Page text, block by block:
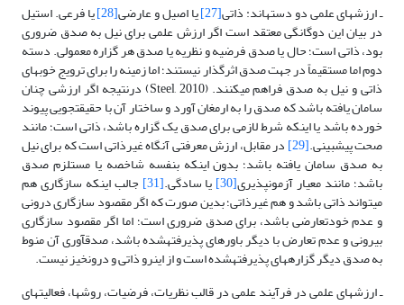
ـ ارزش­های علمی دو دسته­اند: ذاتی[27] یا اصیل و عارضی[28] یا فرعی. استیل
در بیان این دوگانگی معتقد است اگر ارزش علمی برای نیل به صدق ضروری
بود، ذاتی است؛ حال یا صدق فرضیه و نظریه یا صدق هر گزاره معمولی. دسته
دوم اما مستقیماً در جهت صدق اثرگذار نیستند؛ اما زمینه را برای ترویج خوب­های
ذاتی و نیل به صدق فراهم می­کنند. (Steel, 2010) درنتیجه اگر ارزشی چنان
سامان یافته باشد که صدق را به ارمغان آورد و ساختار آن با حقیقت­جویی پیوند
خورده باشد یا اینکه شرط لازمی برای صدق یک گزاره باشد، ذاتی است؛ مانند
صحت پیش­بینی.[29] در مقابل، ارزش معرفتی آنگاه غیرذاتی است که برای نیل
به صدق سامان یافته باشد؛ بدون اینکه بنفسه شاخصه یا مستلزم صدق
باشد؛ مانند معیار آزمون­پذیری[30] یا سادگی.[31] جالب اینکه سازگاری هم
می­تواند ذاتی باشد و هم غیرذاتی؛ بدین صورت که اگر مقصود سازگاری درونی
و عدم خودتعارضی باشد، برای صدق ضروری است؛ اما اگر مقصود سازگاری
بیرونی و عدم تعارض با دیگر باورهای پذیرفته­شده باشد، صدق­آوری آن منوط
به صدق دیگر گزاره­های پذیرفته­شده است و از این­رو ذاتی و درون­خیز نیست.
ـ ارزش­های علمی در فرآیند علمی در قالب نظریات، فرضیات، روش­ها، فعالیت­های